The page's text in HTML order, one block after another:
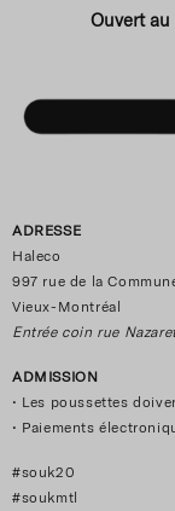
Ouvert
ADRESSE
Haleco
997 rue de la
Vieux-Montréal
Entrée coin rue
ADMISSION
• Les poussettes
• Paiements
#souk20
#soukmtl